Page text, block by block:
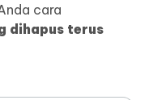
cara
dihapus terus